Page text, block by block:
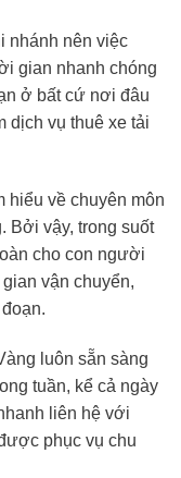
nhánh nên việc
gian nhanh chóng
ở bất cứ nơi đâu
dịch vụ thuê xe tải
về chuyên môn
Bởi vậy, trong suốt
cho con người
vận chuyển,
luôn sẵn sàng
tuần, kể cả ngày
liên hệ với
phục vụ chu